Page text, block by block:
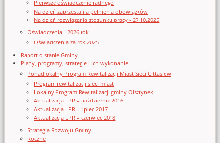
Pierwsze oświadczenie radnego
Na dzień zaprzestania pełnienia obowiązków
Na dzień rozwiązania stosunku pracy - 27.10.2025
Oświadczenia - 2026 rok
Oświadczenia za rok 2025
Raport o stanie Gminy
Plany, programy, strategie i ich wykonanie
Ponadlokalny Program Rewitalizacji Miast Sieci Cittaslow
Program rewitalizacji sieci miast
Lokalny Program Rewitalizacji gminy Olsztynek
Aktualizacja LPR – październik 2016
Aktualizacja LPR – lipiec 2017
Aktualizacja LPR – czerwiec 2018
Strategia Rozwoju Gminy
Roczne